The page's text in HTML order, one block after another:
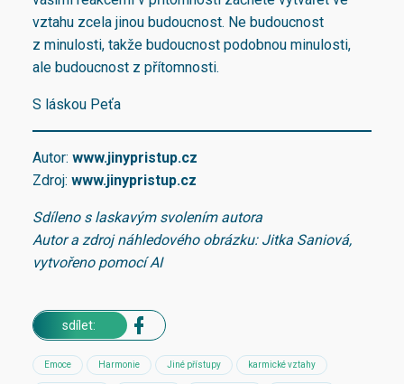
vztahu zcela jinou budoucnost. Ne budoucnost
z minulosti, takže budoucnost podobnou minulosti,
ale budoucnost z přítomnosti.
S láskou Peťa
Autor: www.jinypristup.cz
Zdroj: www.jinypristup.cz
Sdíleno s laskavým svolením autora
Autor a zdroj náhledového obrázku: Jitka Saniová,
vytvořeno pomocí AI
sdílet:
Emoce Harmonie Jiné přístupy karmické vztahy